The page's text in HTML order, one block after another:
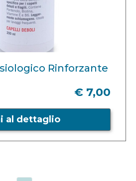
Rinforzante
€ 7,00
al dettaglio